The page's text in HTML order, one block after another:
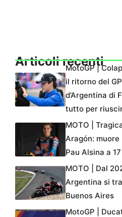
Articoli recenti
MotoGP |
il ritorno del GP
d’Argentina di
tutto per
MOTO |
Aragón: muore
Pau Alsina a
MOTO | Dal
Argentina si
Buenos Aires
MotoGP |